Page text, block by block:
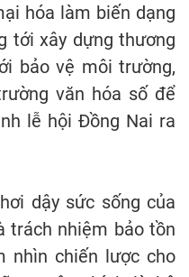
hóa làm biến dạng
tới xây dựng thương
bảo vệ môi trường,
văn hóa số để
lễ hội Đồng Nai ra
dậy sức sống của
trách nhiệm bảo tồn
nhìn chiến lược cho